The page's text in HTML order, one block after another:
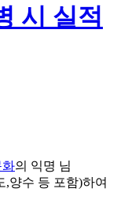
시 실적
화의 익명 님
,양수 등 포함)하여